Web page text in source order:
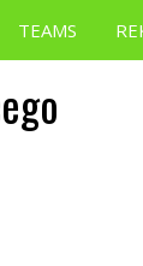
TEAMS